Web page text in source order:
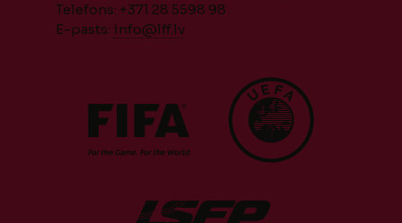
Telefons: +371 28 5598 98
E-pasts: info@lff.lv